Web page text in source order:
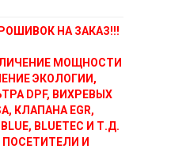
НА ЗАКАЗ!!!
МОЩНОСТИ
ЭКОЛОГИИ,
DPF, ВИХРЕВЫХ
КЛАПАНА EGR,
BLUETEC И Т.Д.
И